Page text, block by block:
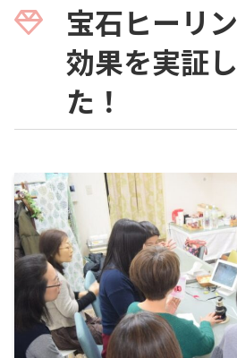
宝石ヒーリ
効果を実証
た！